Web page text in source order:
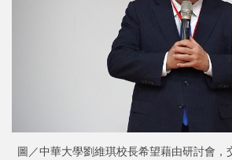
圖／中華大學劉維琪校長希望藉由研討會，